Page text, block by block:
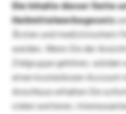
Die Inhalte dieser Seite
Heilmittelwerbegesetz
Ärzten und medizinischem
werden. Wenn Sie der
Zielgruppe gehören,
einen kostenlosen Account
Anschluss erhalten Sie
vielen weiteren,